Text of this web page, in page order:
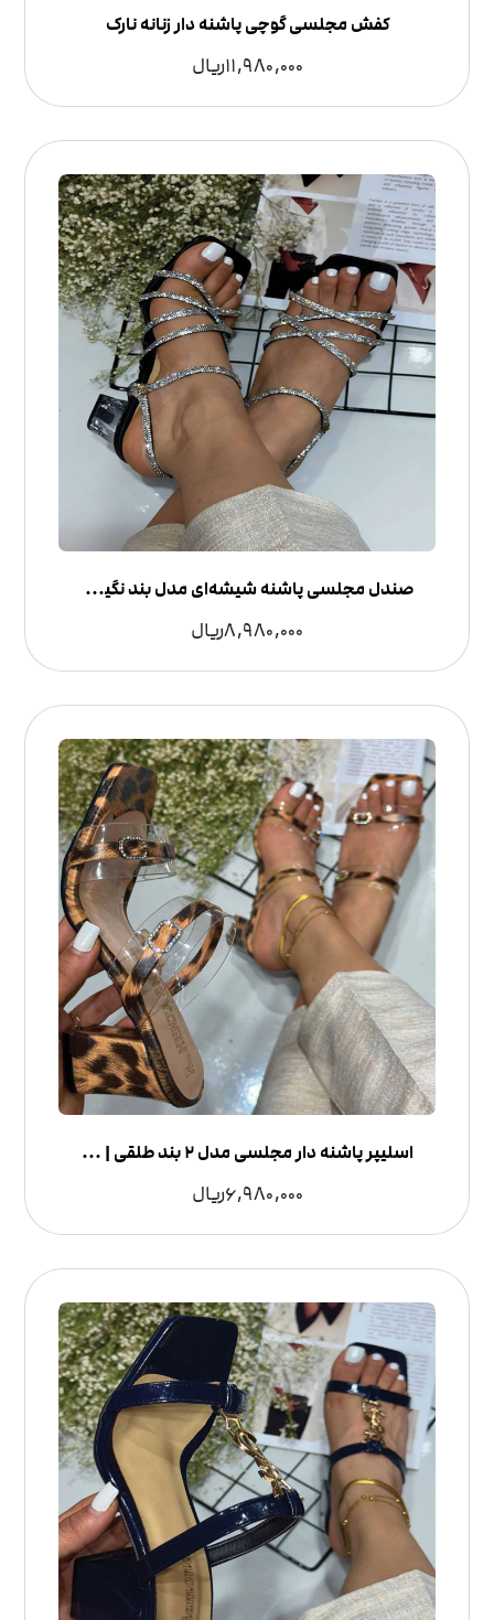
کفش مجلسی گوچی پاشنه دار زنانه نارک
11,980,000ریال
صندل مجلسی پاشنه شیشه‌ای مدل بند نگینی | لوکس و درخشان
8,980,000ریال
اسلیپر پاشنه دار مجلسی مدل 2 بند طلقی | لوکس و شیک
6,980,000ریال